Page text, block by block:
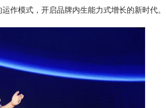
作模式，开启品牌内生能力式增长的新时代。